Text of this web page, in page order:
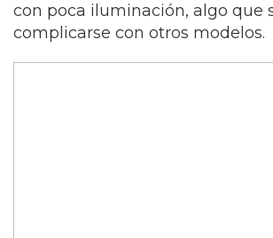
con poca iluminación, algo que
complicarse con otros modelos.